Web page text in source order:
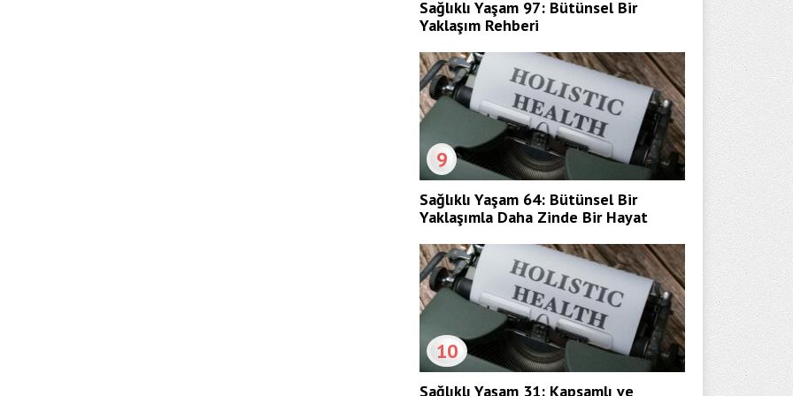
Sağlıklı Yaşam 97: Bütünsel Bir
Yaklaşım Rehberi
9
Sağlıklı Yaşam 64: Bütünsel Bir
Yaklaşımla Daha Zinde Bir Hayat
10
Sağlıklı Yaşam 31: Kapsamlı ve